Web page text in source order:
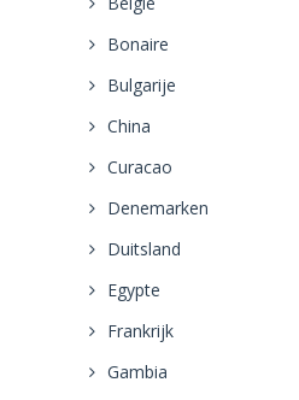
Bonaire
Bulgarije
China
Curacao
Denemarken
Duitsland
Egypte
Frankrijk
Gambia